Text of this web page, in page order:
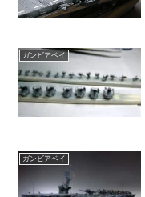
ガンビアベイ
ガンビアベイ